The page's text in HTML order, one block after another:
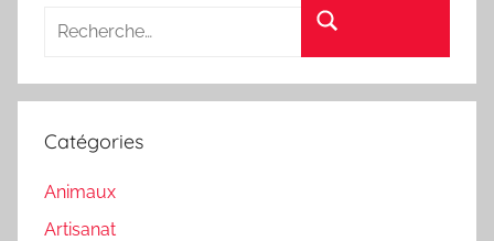
Catégories
Animaux
Artisanat